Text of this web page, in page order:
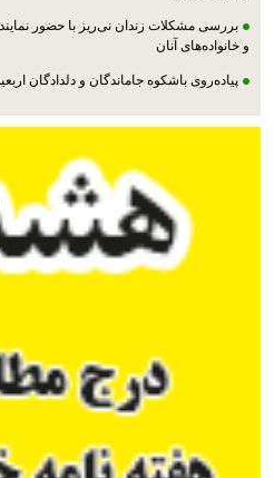
بررسی مشکلات زندان نی‌ریز با حضور
و خانواده‌های آنان
پیاده‌روی باشکوه جاماندگان و دلدادگان